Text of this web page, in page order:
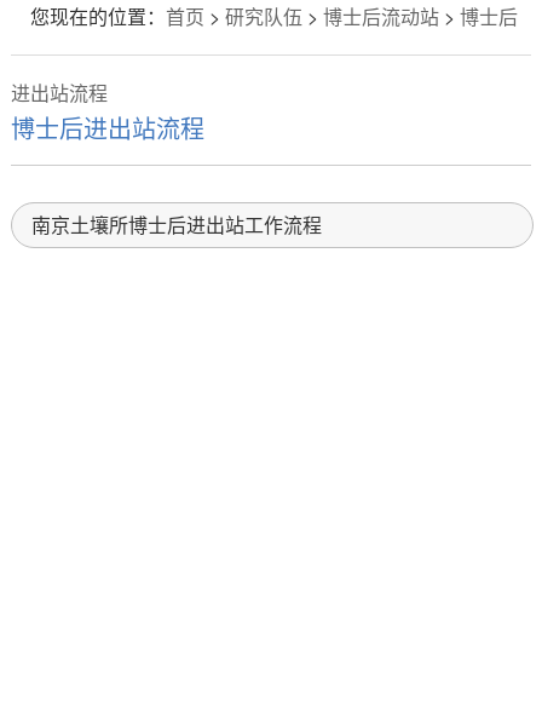
您现在的位置： 首页 > 研究队伍 > 博士后流动站> 博士后
进出站流程
博士后进出站流程
南京土壤所博士后进出站工作流程